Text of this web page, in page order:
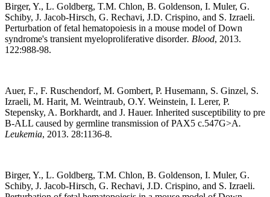
Birger, Y., L. Goldberg, T.M. Chlon, B. Goldenson, I. Muler, G.
Schiby, J. Jacob-Hirsch, G. Rechavi, J.D. Crispino, and S. Izraeli.
Perturbation of fetal hematopoiesis in a mouse model of Down
syndrome's transient myeloproliferative disorder. Blood, 2013.
122:988-98.
Auer, F., F. Ruschendorf, M. Gombert, P. Husemann, S. Ginzel, S.
Izraeli, M. Harit, M. Weintraub, O.Y. Weinstein, I. Lerer, P.
Stepensky, A. Borkhardt, and J. Hauer. Inherited susceptibility to pre
B-ALL caused by germline transmission of PAX5 c.547G>A.
Leukemia, 2013. 28:1136-8.
Birger, Y., L. Goldberg, T.M. Chlon, B. Goldenson, I. Muler, G.
Schiby, J. Jacob-Hirsch, G. Rechavi, J.D. Crispino, and S. Izraeli.